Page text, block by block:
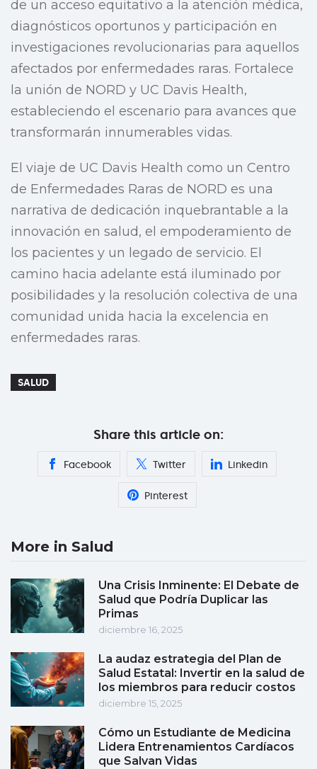
de un acceso equitativo a la atención médica,
diagnósticos oportunos y participación en
investigaciones revolucionarias para aquellos
afectados por enfermedades raras. Fortalece
la unión de NORD y UC Davis Health,
estableciendo el escenario para avances que
transformarán innumerables vidas.
El viaje de UC Davis Health como un Centro
de Enfermedades Raras de NORD es una
narrativa de dedicación inquebrantable a la
innovación en salud, el empoderamiento de
los pacientes y un legado de servicio. El
camino hacia adelante está iluminado por
posibilidades y la resolución colectiva de una
comunidad unida hacia la excelencia en
enfermedades raras.
SALUD
Share this article on:
Facebook Twitter Linkedin
Pinterest
More in Salud
Una Crisis Inminente: El Debate de
Salud que Podría Duplicar las
Primas
diciembre 16, 2025
La audaz estrategia del Plan de
Salud Estatal: Invertir en la salud de
los miembros para reducir costos
diciembre 15, 2025
Cómo un Estudiante de Medicina
Lidera Entrenamientos Cardíacos
que Salvan Vidas